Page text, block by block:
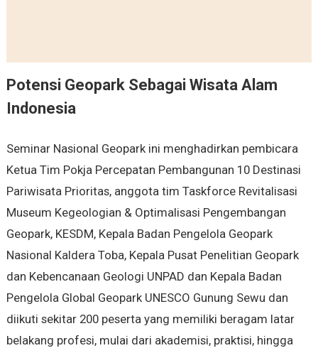
Potensi Geopark Sebagai Wisata Alam
Indonesia
Seminar Nasional Geopark ini menghadirkan pembicara
Ketua Tim Pokja Percepatan Pembangunan 10 Destinasi
Pariwisata Prioritas, anggota tim Taskforce Revitalisasi
Museum Kegeologian & Optimalisasi Pengembangan
Geopark, KESDM, Kepala Badan Pengelola Geopark
Nasional Kaldera Toba, Kepala Pusat Penelitian Geopark
dan Kebencanaan Geologi UNPAD dan Kepala Badan
Pengelola Global Geopark UNESCO Gunung Sewu dan
diikuti sekitar 200 peserta yang memiliki beragam latar
belakang profesi, mulai dari akademisi, praktisi, hingga